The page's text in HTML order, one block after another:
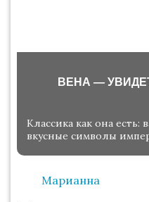
ВЕНА —
Классика как она
вкусные символы
Марианна